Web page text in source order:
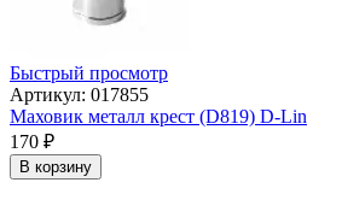
Быстрый просмотр
Артикул: 017855
Маховик металл крест (D819) D-Lin
170 ₽
В корзину